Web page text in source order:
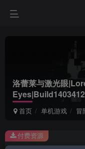
洛蕾莱与激光眼
首页 单机游戏 冒
付费资源